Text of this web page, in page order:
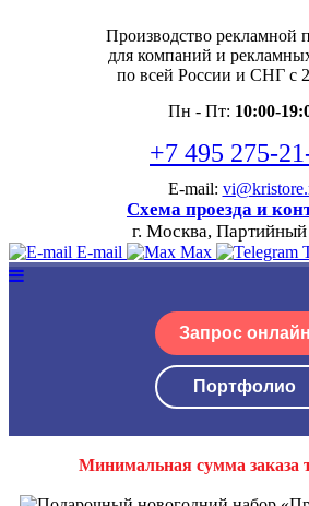
Производство рекламной
для компаний и
по всей России и СНГ с
Пн - Пт: 10:00-
+7 495 275-
E-mail:
Схема проезда и
г. Москва, Партийный
E-mail Max
Запрос онлайн
Портфолио
Минимальная сумма заказа